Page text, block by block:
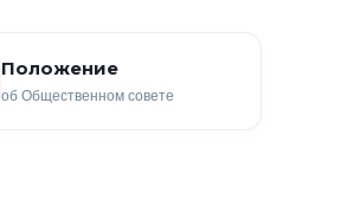
Положение
об Общественном совете